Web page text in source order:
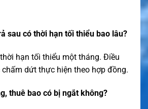
sau có thời hạn tối thiểu bao lâu?
hạn tối thiểu một tháng. Điều
dứt thực hiện theo hợp đồng.
thuê bao có bị ngắt không?